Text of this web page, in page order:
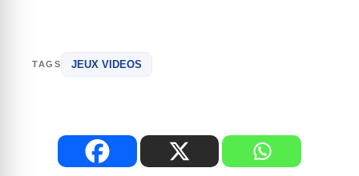
TAGS JEUX VIDEOS